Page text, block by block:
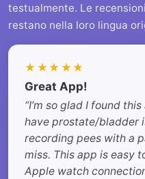
testualmente. Le
restano nella loro lingua
★★★★★
Great App!
“I’m so glad I found
have prostate/bladder
recording pees with a
miss. This app is easy
Apple watch